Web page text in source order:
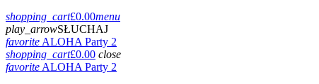
shopping_cart£0.00menu
play_arrowSŁUCHAJ
favoriteALOHA Party 2
shopping_cart£0.00 close
favoriteALOHA Party 2